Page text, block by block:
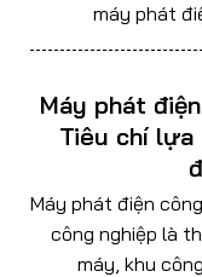
máy phát
Máy phát
Tiêu chí lựa
Máy phát điện
công nghiệp là
máy, khu